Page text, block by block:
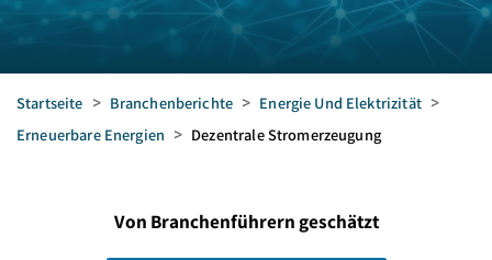
Startseite > Branchenberichte > Energie Und Elektrizität >
Erneuerbare Energien > Dezentrale Stromerzeugung
Von Branchenführern geschätzt